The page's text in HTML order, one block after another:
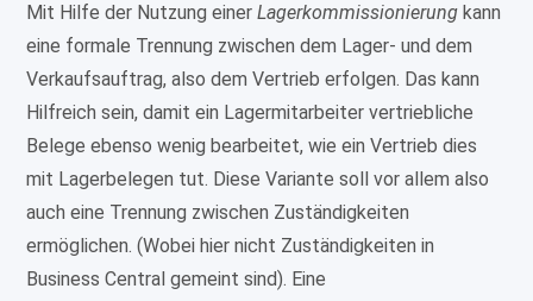
Mit Hilfe der Nutzung einerLagerkommissionierung kann
eine formale Trennung zwischen dem Lager- und dem
Verkaufsauftrag, also dem Vertrieb erfolgen. Das kann
Hilfreich sein, damit ein Lagermitarbeiter vertriebliche
Belege ebenso wenig bearbeitet, wie ein Vertrieb dies
mit Lagerbelegen tut. Diese Variante soll vor allem also
auch eine Trennung zwischen Zuständigkeiten
ermöglichen. (Wobei hier nicht Zuständigkeiten in
Business Central gemeint sind). Eine